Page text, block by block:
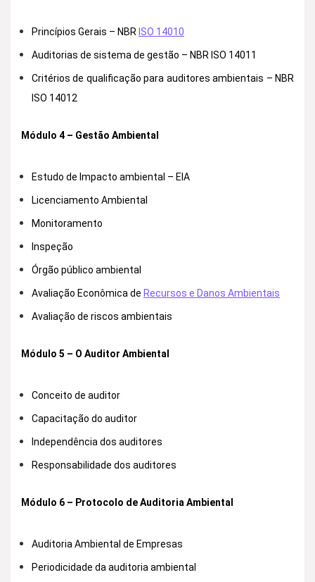
Princípios Gerais – NBR ISO 14010
Auditorias de sistema de gestão – NBR ISO 14011
Critérios de qualificação para auditores ambientais – NBR
ISO 14012
Módulo 4 – Gestão Ambiental
Estudo de Impacto ambiental – EIA
Licenciamento Ambiental
Monitoramento
Inspeção
Órgão público ambiental
Avaliação Econômica de Recursos e Danos Ambientais
Avaliação de riscos ambientais
Módulo 5 – O Auditor Ambiental
Conceito de auditor
Capacitação do auditor
Independência dos auditores
Responsabilidade dos auditores
Módulo 6 – Protocolo de Auditoria Ambiental
Auditoria Ambiental de Empresas
Periodicidade da auditoria ambiental